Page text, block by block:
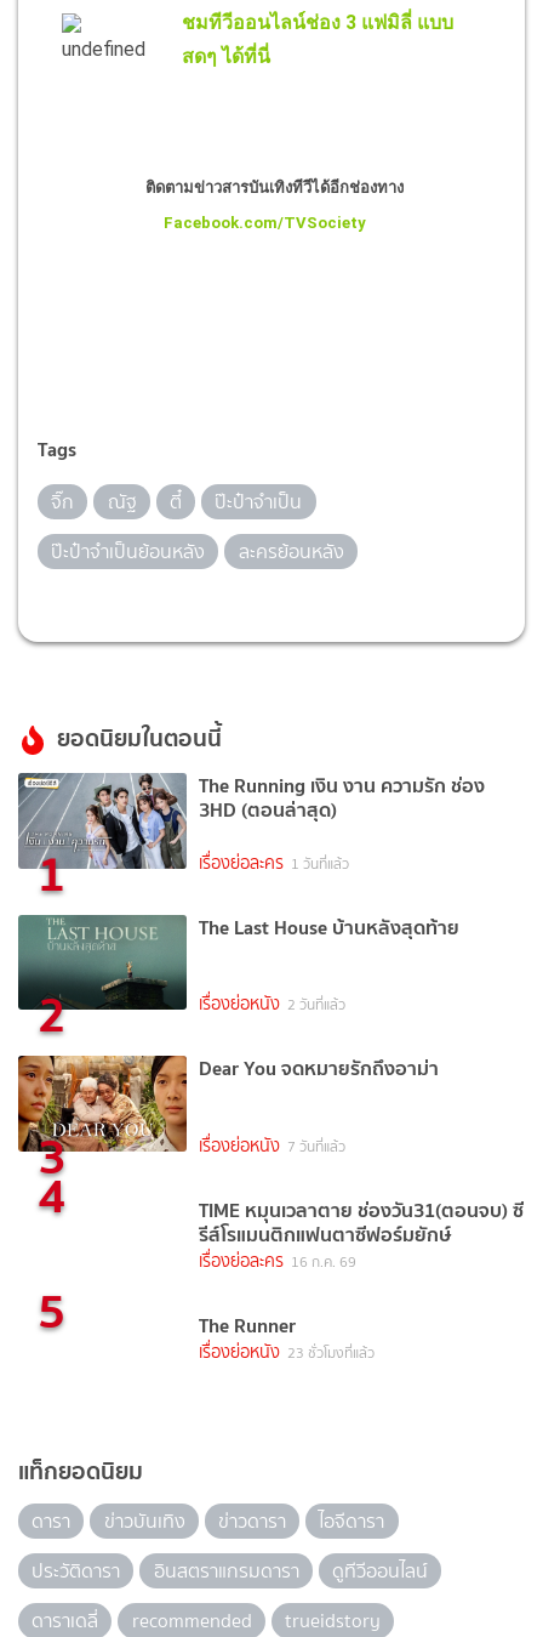
ชมทีวีออนไลน์ช่อง 3 แฟมิลี่ แบบ
สดๆ ได้ที่นี่
ติดตามข่าวสารบันเทิงทีวีได้อีกช่องทาง
Facebook.com/TVSociety
Tags
จิ๊ก ณัฐ ตี๋
ป๊ะป๋าจำเป็น
ป๊ะป๋าจำเป็นย้อนหลัง
ละครย้อนหลัง
ยอดนิยมในตอนนี้
1
The Running เงิน งาน ความรัก ช่อง
3HD (ตอนล่าสุด)
เรื่องย่อละคร 1 วันที่แล้ว
2
The Last House บ้านหลังสุดท้าย
เรื่องย่อหนัง 2 วันที่แล้ว
3
Dear You จดหมายรักถึงอาม่า
เรื่องย่อหนัง 7 วันที่แล้ว
4 TIME หมุนเวลาตาย ช่องวัน31(ตอนจบ) ซี
รีส์โรแมนติกแฟนตาซีฟอร์มยักษ์
เรื่องย่อละคร 16 ก.ค. 69
5 The Runner
เรื่องย่อหนัง 23 ชั่วโมงที่แล้ว
แท็กยอดนิยม
ดารา ข่าวบันเทิง ข่าวดารา
ไอจีดารา
ประวัติดารา
อินสตราแกรมดารา
ดูทีวีออนไลน์
ดาราเดลี่
recommended trueidstory